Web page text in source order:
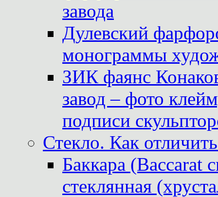
завода
Дулевский
монограммы
ЗИК фаянс
завод – фото
подписи
Стекло. Как
Баккара (Baccarat
стеклянная